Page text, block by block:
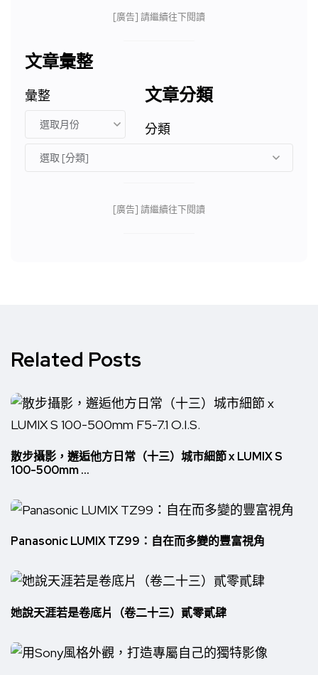
[廣告] 請繼續往下閱讀
文章彙整
彙整 文章分類
分類
[廣告] 請繼續往下閱讀
Related Posts
散步攝影，邂逅他方日常（十三）城市細節 x LUMIX S
100-500mm ...
Panasonic LUMIX TZ99：自在而多變的豐富視角
她說天涯若是卷底片（卷二十三）貳零貳肆